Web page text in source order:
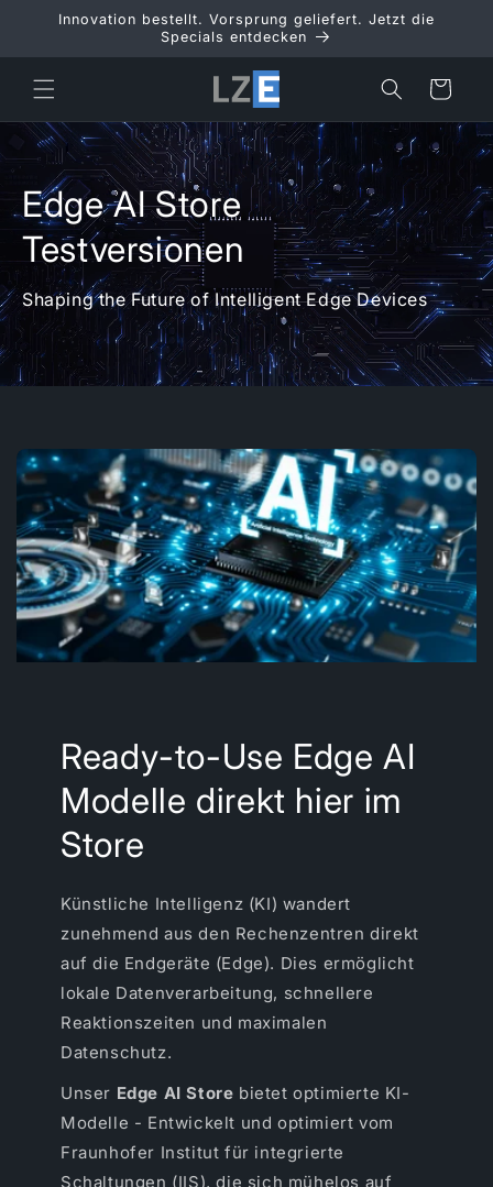
zumInnovation bestellt. Vorsprung geliefert. Jetzt die
Specials entdecken
Warenkorb
Edge AI Store
Testversionen
Shaping the Future of Intelligent Edge Devices
Ready-to-Use Edge AI
Modelle direkt hier im
Store
Künstliche Intelligenz (KI) wandert
zunehmend aus den Rechenzentren direkt
auf die Endgeräte (Edge). Dies ermöglicht
lokale Datenverarbeitung, schnellere
Reaktionszeiten und maximalen
Datenschutz.
Unser Edge AI Store bietet optimierte KI-
Modelle - Entwickelt und optimiert vom
Fraunhofer Institut für integrierte
Schaltungen (IIS), die sich mühelos auf